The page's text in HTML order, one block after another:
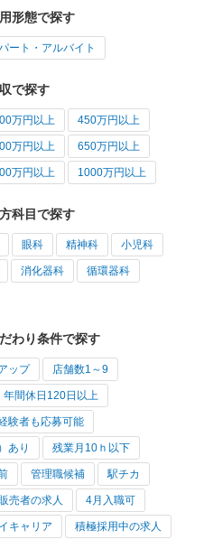
形態で探す
ート・アルバイト
で探す
万円以上 450万円以上
万円以上 650万円以上
万円以上 1000万円以上
科目で探す
眼科 精神科 小児科
消化器科 循環器科
わり条件で探す
ップ 店舗数1～9
年間休日120日以上
験者も応募可能
あり 残業月10ｈ以下
管理職候補 駅チカ
売者の求人 4月入職可
キャリア 積極採用中の求人